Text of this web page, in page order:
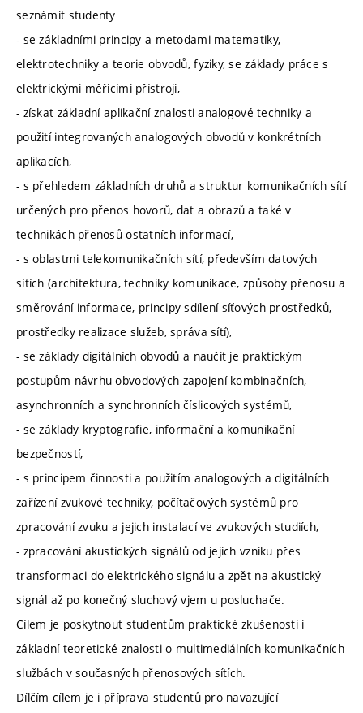
seznámit studenty
- se základními principy a metodami matematiky,
elektrotechniky a teorie obvodů, fyziky, se základy práce s
elektrickými měřicími přístroji,
- získat základní aplikační znalosti analogové techniky a
použití integrovaných analogových obvodů v konkrétních
aplikacích,
- s přehledem základních druhů a struktur komunikačních sítí
určených pro přenos hovorů, dat a obrazů a také v
technikách přenosů ostatních informací,
- s oblastmi telekomunikačních sítí, především datových
sítích (architektura, techniky komunikace, způsoby přenosu a
směrování informace, principy sdílení síťových prostředků,
prostředky realizace služeb, správa sítí),
- se základy digitálních obvodů a naučit je praktickým
postupům návrhu obvodových zapojení kombinačních,
asynchronních a synchronních číslicových systémů,
- se základy kryptografie, informační a komunikační
bezpečností,
- s principem činnosti a použitím analogových a digitálních
zařízení zvukové techniky, počítačových systémů pro
zpracování zvuku a jejich instalací ve zvukových studiích,
- zpracování akustických signálů od jejich vzniku přes
transformaci do elektrického signálu a zpět na akustický
signál až po konečný sluchový vjem u posluchače.
Cílem je poskytnout studentům praktické zkušenosti i
základní teoretické znalosti o multimediálních komunikačních
službách v současných přenosových sítích.
Dílčím cílem je i příprava studentů pro navazující